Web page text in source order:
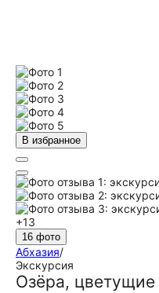
В избранное
+13
16 фото
Абхазия/
Экскурсия
Озёра, цветущие